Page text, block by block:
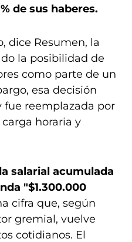
de sus haberes.
dice Resumen, la
la posibilidad de
como parte de un
esa decisión
fue reemplazada por
horaria y
salarial acumulada
"$1.300.000
cifra que, según
gremial, vuelve
cotidianos. El